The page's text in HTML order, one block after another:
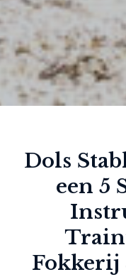
Dols
een 5
Fokkerij